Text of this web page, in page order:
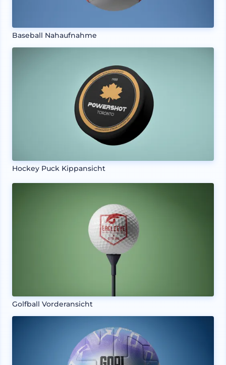
Baseball Nahaufnahme
Hockey Puck Kippansicht
Golfball Vorderansicht